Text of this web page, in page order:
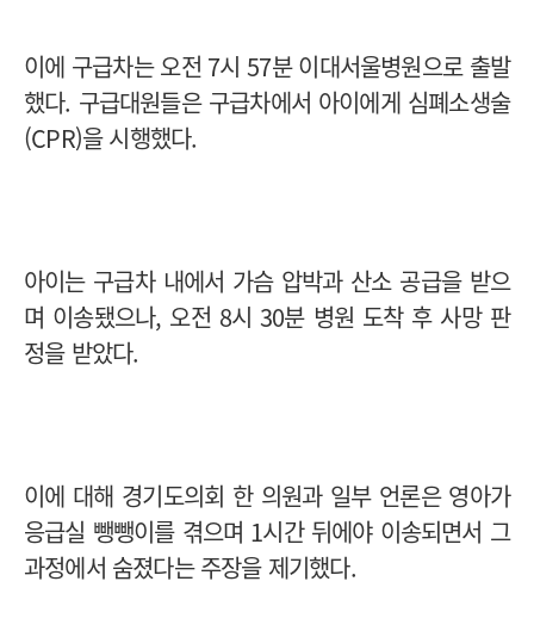
이에 구급차는 오전 7시 57분 이대서울병원으로 출발
했다. 구급대원들은 구급차에서 아이에게 심폐소생술
(CPR)을 시행했다.
아이는 구급차 내에서 가슴 압박과 산소 공급을 받으
며 이송됐으나, 오전 8시 30분 병원 도착 후 사망 판
정을 받았다.
이에 대해 경기도의회 한 의원과 일부 언론은 영아가
응급실 뺑뺑이를 겪으며 1시간 뒤에야 이송되면서 그
과정에서 숨졌다는 주장을 제기했다.